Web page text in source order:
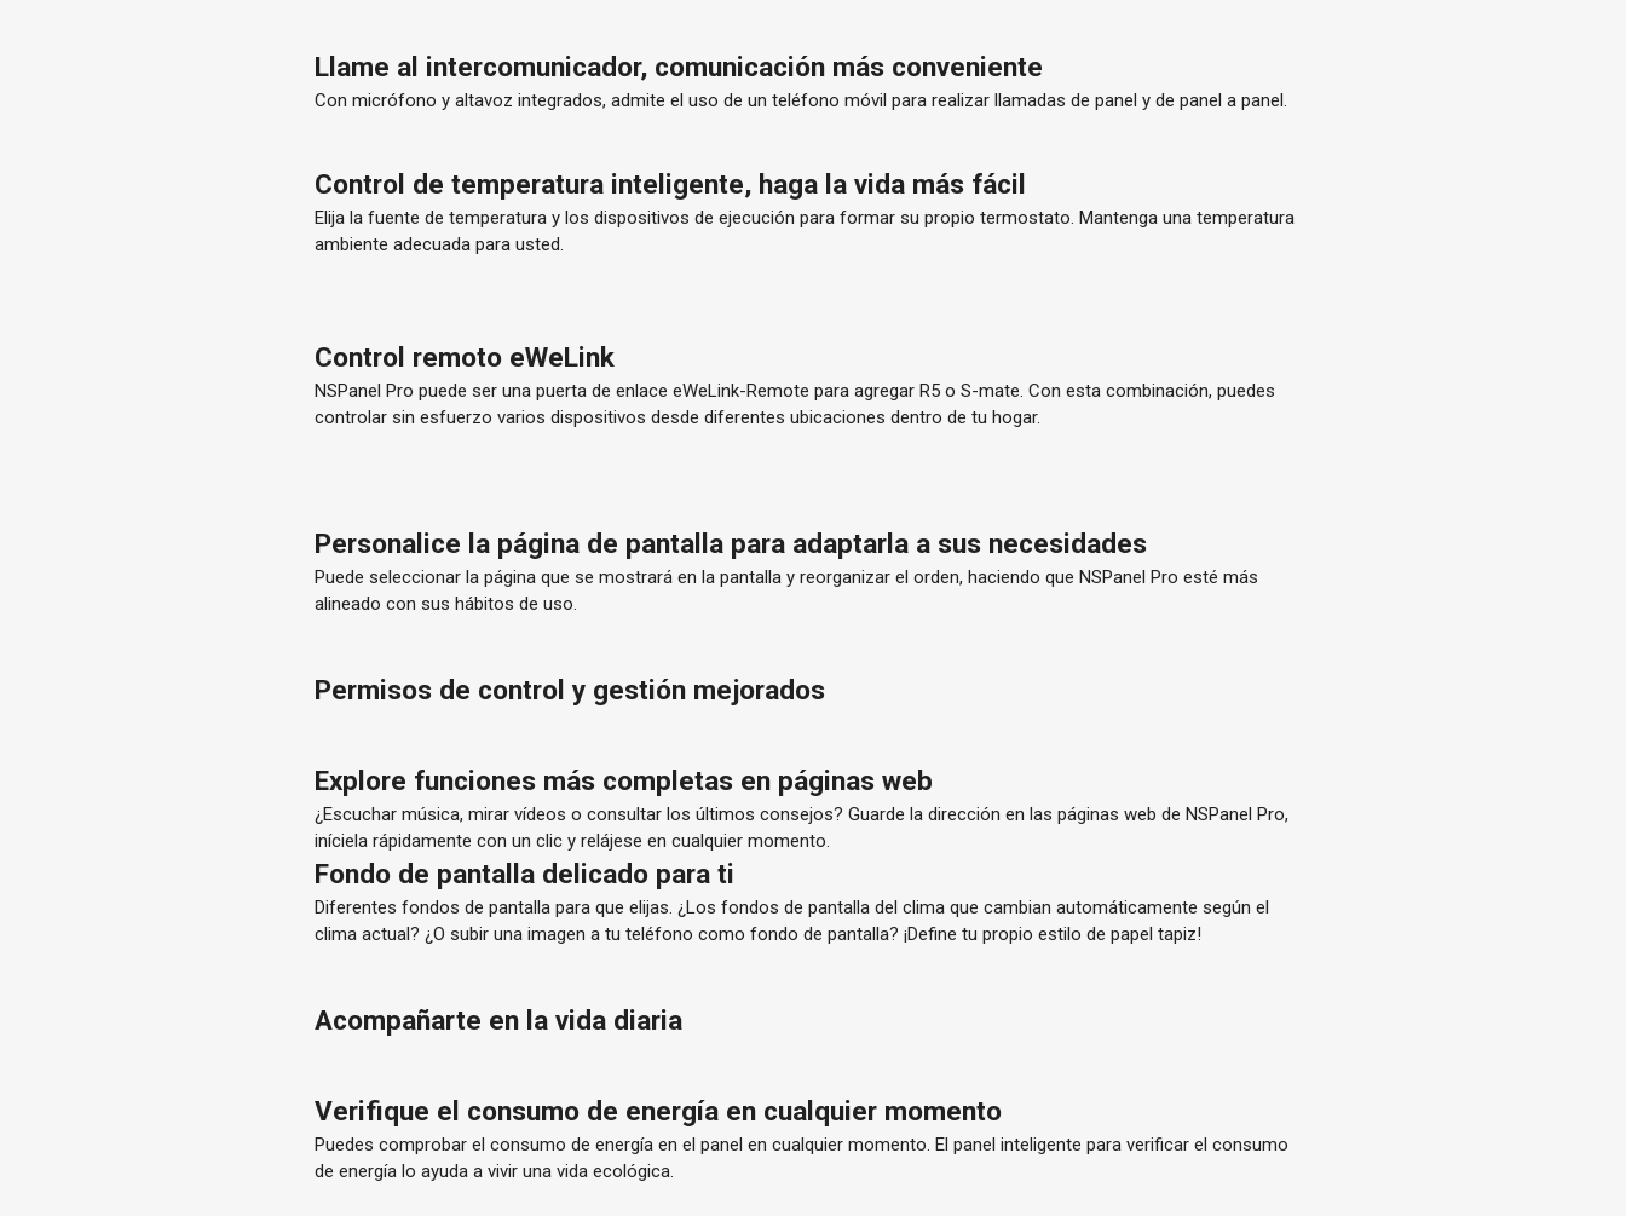
Llame al intercomunicador, comunicación más conveniente
Con micrófono y altavoz integrados, admite el uso de un teléfono móvil para realizar llamadas de panel y de panel a panel.
Control de temperatura inteligente, haga la vida más fácil
Elija la fuente de temperatura y los dispositivos de ejecución para formar su propio termostato. Mantenga una temperatura
ambiente adecuada para usted.
Control remoto eWeLink
NSPanel Pro puede ser una puerta de enlace eWeLink-Remote para agregar R5 o S-mate. Con esta combinación, puedes
controlar sin esfuerzo varios dispositivos desde diferentes ubicaciones dentro de tu hogar.
Personalice la página de pantalla para adaptarla a sus necesidades
Puede seleccionar la página que se mostrará en la pantalla y reorganizar el orden, haciendo que NSPanel Pro esté más
alineado con sus hábitos de uso.
Permisos de control y gestión mejorados
Explore funciones más completas en páginas web
¿Escuchar música, mirar vídeos o consultar los últimos consejos? Guarde la dirección en las páginas web de NSPanel Pro,
iníciela rápidamente con un clic y relájese en cualquier momento.
Fondo de pantalla delicado para ti
Diferentes fondos de pantalla para que elijas. ¿Los fondos de pantalla del clima que cambian automáticamente según el
clima actual? ¿O subir una imagen a tu teléfono como fondo de pantalla? ¡Define tu propio estilo de papel tapiz!
Acompañarte en la vida diaria
Verifique el consumo de energía en cualquier momento
Puedes comprobar el consumo de energía en el panel en cualquier momento. El panel inteligente para verificar el consumo
de energía lo ayuda a vivir una vida ecológica.